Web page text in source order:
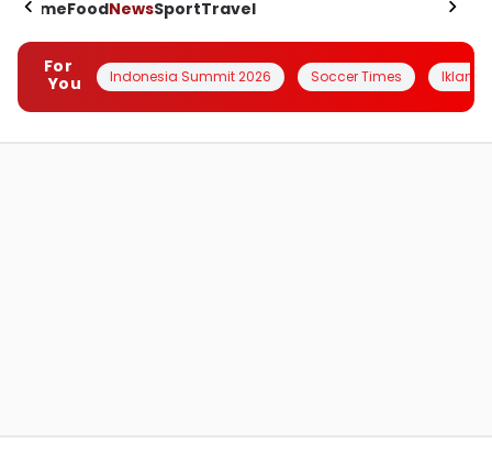
HomeFoodNewsSportTravel
For
You
Indonesia Summit 2026 Soccer Times Iklanin